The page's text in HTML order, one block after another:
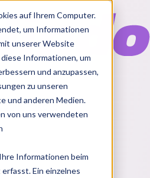
auf Ihrem Computer.
um Informationen
unserer Website
Informationen, um
und anzupassen,
zu unseren
und anderen Medien.
von uns verwendeten
Informationen beim
Ein einzelnes
Pakete